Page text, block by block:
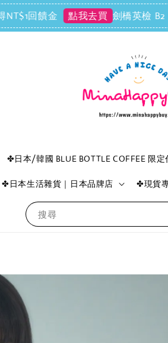
饋金 點我去買 劍橋英檢 B2 First
搜尋
✤日本/韓國 BLUE BOTTLE COFFEE 限定
✤日本生活雜貨｜日本品牌店 ✤現貨